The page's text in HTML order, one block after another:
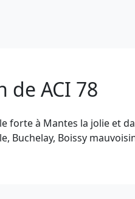
de ACI 78
forte à Mantes la jolie et
Buchelay, Boissy